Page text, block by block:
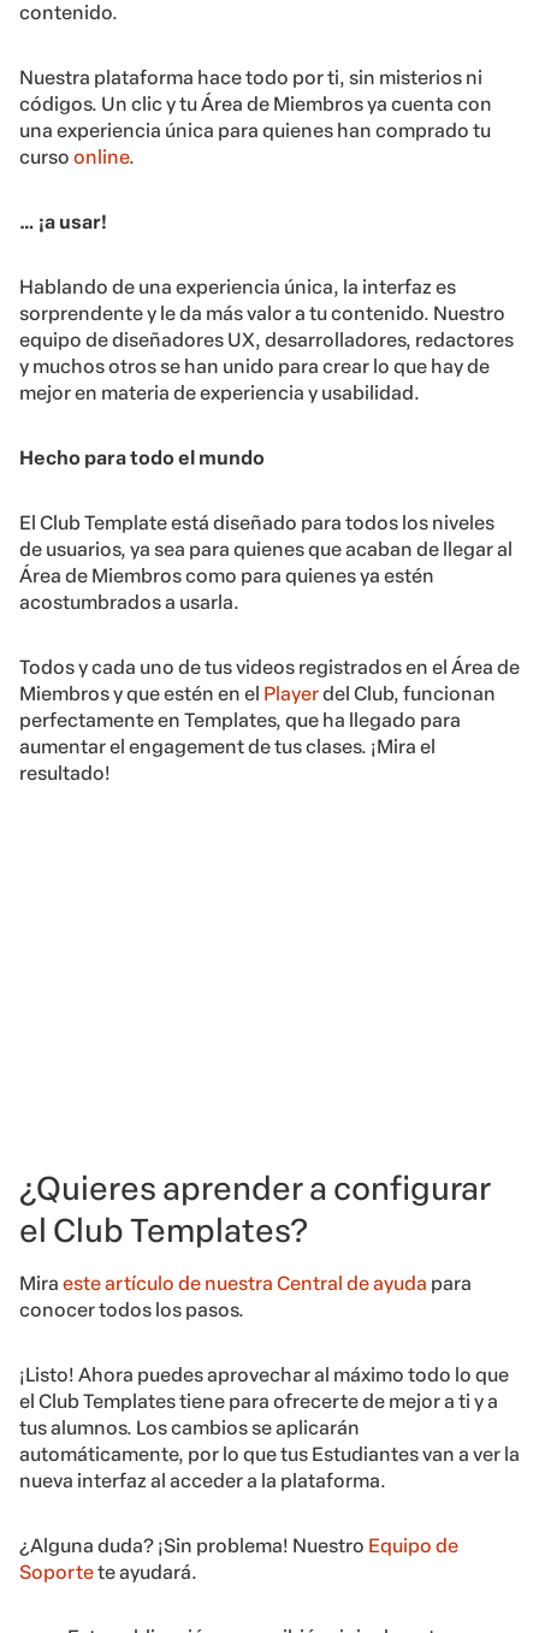
contenido.
Nuestra plataforma hace todo por ti, sin misterios ni
códigos. Un clic y tu Área de Miembros ya cuenta con
una experiencia única para quienes han comprado tu
curso online.
… ¡a usar!
Hablando de una experiencia única, la interfaz es
sorprendente y le da más valor a tu contenido. Nuestro
equipo de diseñadores UX, desarrolladores, redactores
y muchos otros se han unido para crear lo que hay de
mejor en materia de experiencia y usabilidad.
Hecho para todo el mundo
El Club Template está diseñado para todos los niveles
de usuarios, ya sea para quienes que acaban de llegar al
Área de Miembros como para quienes ya estén
acostumbrados a usarla.
Todos y cada uno de tus videos registrados en el Área de
Miembros y que estén en el Playerdel Club, funcionan
perfectamente en Templates, que ha llegado para
aumentar el engagement de tus clases. ¡Mira el
resultado!
¿Quieres aprender a configurar
el Club Templates?
Mira este artículo de nuestra Central de ayuda para
conocer todos los pasos.
¡Listo! Ahora puedes aprovechar al máximo todo lo que
el Club Templates tiene para ofrecerte de mejor a ti y a
tus alumnos. Los cambios se aplicarán
automáticamente, por lo que tus Estudiantes van a ver la
nueva interfaz al acceder a la plataforma.
¿Alguna duda? ¡Sin problema! Nuestro Equipo de
Soportete ayudará.